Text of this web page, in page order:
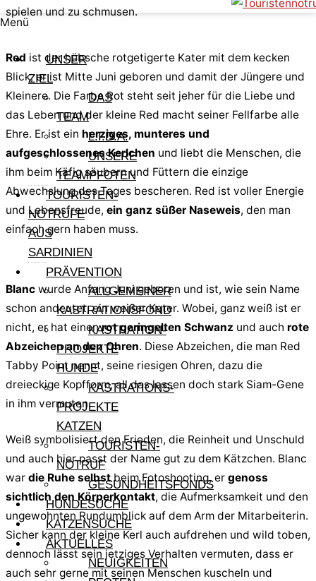
Menü
UNSER
ZIEL
DAS
TEAM
L.I.D.A.
UNSERE
TEAMPFOTEN
TOURISTEN-
NOTRUFE
AUS
SARDINIEN
PRÄVENTION
ALLGEMEINER
KASTRATIONSFOND
KASTRATION-
PROJEKTE
HUNDE
KASTRATIONS-
PROJEKTE
KATZEN
TOURISTEN-
NOTRUF
GESUNDHEITSFONDS
HUNDESUCHE
KATZENSUCHE
AKTUELLES
NEUIGKEITEN
spielen und zu schmusen.
Red ist der hübsche rotgetigerte Kater mit dem kecken
Blick, er ist Mitte Juni geboren und damit der Jüngere und
Kleinere. Die Farbe Rot steht seit jeher für die Liebe und
das Leben und der kleine Red macht seiner Fellfarbe alle
Ehre. Er ist ein herziges, munteres und
aufgeschlossenes Kerlchen und liebt die Menschen, die
ihm beim Käfig säubern und Füttern die einzige
Abwechslung des Tages bescheren. Red ist voller Energie
und Lebensfreude, ein ganz süßer Naseweis, den man
einfach gern haben muss.
Blanc wurde Anfang Juni geboren und ist, wie sein Name
schon andeutet, ein weißer Kater. Wobei, ganz weiß ist er
nicht, er hat einenrot geringelten Schwanz und auch rote
Abzeichen an den Ohren. Diese Abzeichen, die man Red
Tabby Point nennt, seine riesigen Ohren, dazu die
dreieckige Kopfform, all das lassen doch stark Siam-Gene
in ihm vermuten.
Weiß symbolisiert den Frieden, die Reinheit und Unschuld
und auch hier passt der Name gut zu dem Kätzchen. Blanc
war die Ruhe selbstbeim Fotoshooting, er genoss
sichtlich den Körperkontakt, die Aufmerksamkeit und den
ungewohnten Rundumblick auf dem Arm der Mitarbeiterin.
Sicher kann der kleine Kerl auch aufdrehen und wild toben,
dennoch lässt sein jetziges Verhalten vermuten, dass er
auch sehr gerne mit seinen Menschen kuscheln und